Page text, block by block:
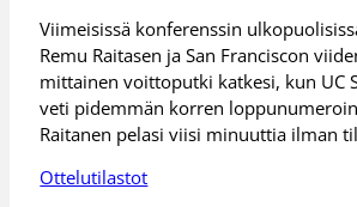
Viimeisissä konferenssin
Remu Raitasen ja San Franciscon
mittainen voittoputki katkesi, kun UC
veti pidemmän korren
Raitanen pelasi viisi minuuttia ilman
Ottelutilastot